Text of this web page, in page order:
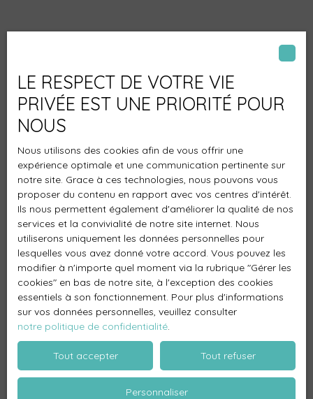
Nos honoraires
Mentions légales
Politique de confidentialité
Plan du site
Gérer les cookies
Propulsé par
+33 5 34 66 69 29
14 boulevard Carnot
TousRevel
LE RESPECT DE VOTRE VIE
PRIVÉE EST UNE PRIORITÉ POUR
NOUS
Nous utilisons des cookies afin de vous offrir une
expérience optimale et une communication pertinente sur
notre site. Grace à ces technologies, nous pouvons vous
proposer du contenu en rapport avec vos centres d'intérêt.
Ils nous permettent également d'améliorer la qualité de nos
services et la convivialité de notre site internet. Nous
utiliserons uniquement les données personnelles pour
lesquelles vous avez donné votre accord. Vous pouvez les
modifier à n'importe quel moment via la rubrique ″Gérer les
cookies″ en bas de notre site, à l'exception des cookies
essentiels à son fonctionnement. Pour plus d'informations
sur vos données personnelles, veuillez consulter
notre politique de confidentialité.
Tout accepter Tout refuser
Personnaliser